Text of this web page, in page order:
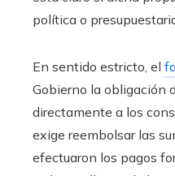
política o
En sentido estricto, el
Gobierno la obligación
directamente a los
exige reembolsar las
efectuaron los pagos